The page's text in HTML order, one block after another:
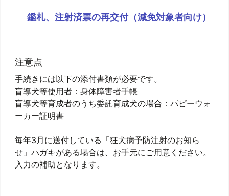
鑑札、注射済票の再交付（減免対象者向け）
注意点
手続きには以下の添付書類が必要です。
盲導犬等使用者：身体障害者手帳
盲導犬等育成者のうち委託育成犬の場合：パピーウォ
ーカー証明書
毎年3月に送付している「狂犬病予防注射のお知ら
せ」ハガキがある場合は、お手元にご用意ください。
入力の補助となります。